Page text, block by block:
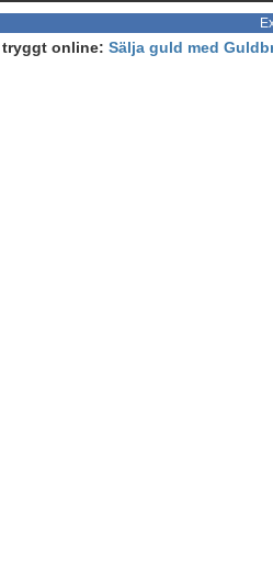
online: Sälja guld med